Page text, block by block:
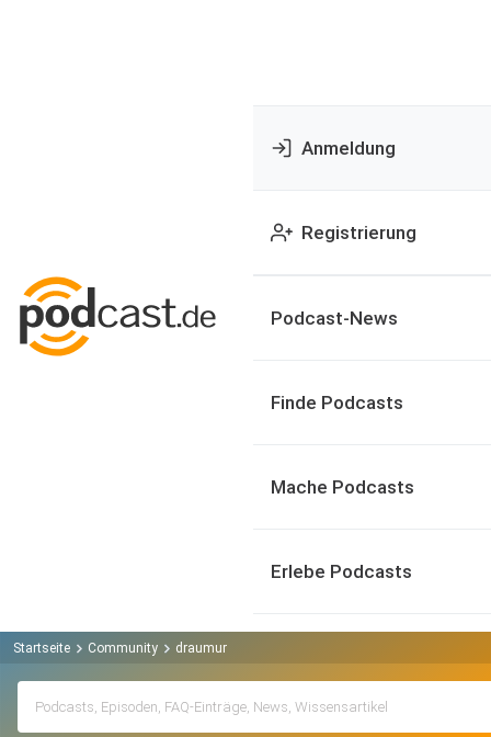
Anmeldung
Registrierung
Podcast-News
Finde Podcasts
Mache Podcasts
Erlebe Podcasts
Startseite Community draumur